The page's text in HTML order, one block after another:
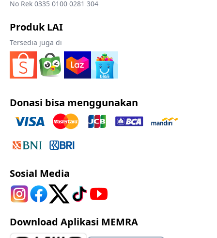
No Rek 0335 0100 0281 304
Produk LAI
Tersedia juga di
Donasi bisa menggunakan
Sosial Media
Download Aplikasi MEMRA